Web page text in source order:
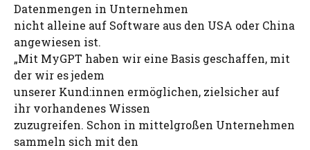
Datenmengen in Unternehmen
nicht alleine auf Software aus den USA oder China
angewiesen ist.
„Mit MyGPT haben wir eine Basis geschaffen, mit
der wir es jedem
unserer Kund:innen ermöglichen, zielsicher auf
ihr vorhandenes Wissen
zuzugreifen. Schon in mittelgroßen Unternehmen
sammeln sich mit den